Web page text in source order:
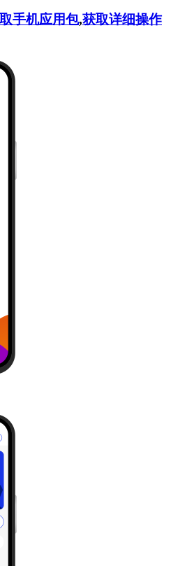
手机应用包,获取详细操作